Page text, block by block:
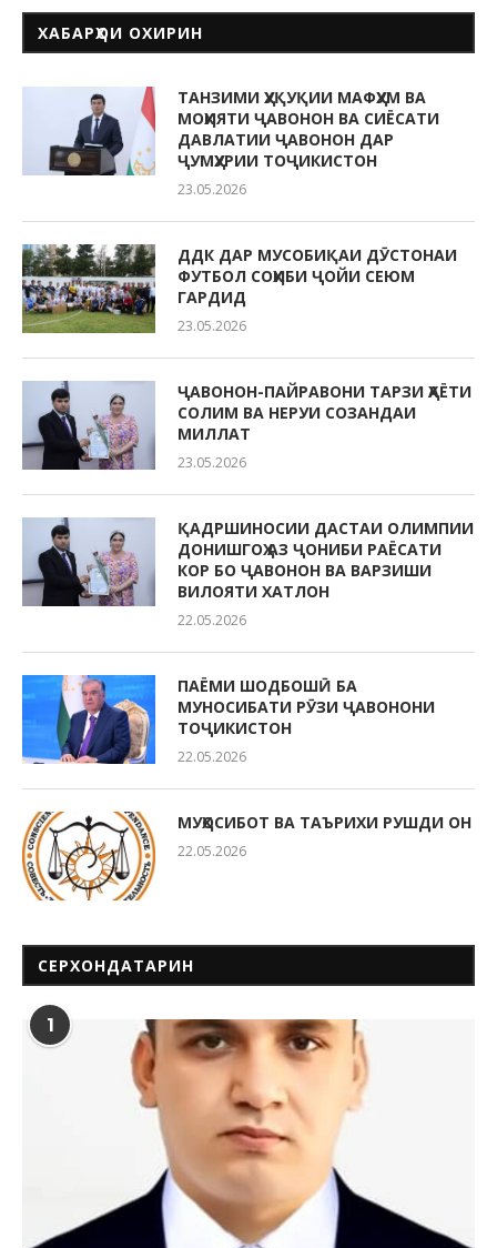
ХАБАРҲОИ ОХИРИН
ТАНЗИМИ ҲУҚУҚИИ МАФҲУМ ВА
МОҲИЯТИ ҶАВОНОН ВА СИЁСАТИ
ДАВЛАТИИ ҶАВОНОН ДАР
ҶУМҲУРИИ ТОҶИКИСТОН
23.05.2026
ДДК ДАР МУСОБИҚАИ ДӮСТОНАИ
ФУТБОЛ СОҲИБИ ҶОЙИ СЕЮМ
ГАРДИД
23.05.2026
ҶАВОНОН-ПАЙРАВОНИ ТАРЗИ ҲАЁТИ
СОЛИМ ВА НЕРУИ СОЗАНДАИ
МИЛЛАТ
23.05.2026
ҚАДРШИНОСИИ ДАСТАИ ОЛИМПИИ
ДОНИШГОҲ АЗ ҶОНИБИ РАЁСАТИ
КОР БО ҶАВОНОН ВА ВАРЗИШИ
ВИЛОЯТИ ХАТЛОН
22.05.2026
ПАЁМИ ШОДБОШӢ БА
МУНОСИБАТИ РӮЗИ ҶАВОНОНИ
ТОҶИКИСТОН
22.05.2026
МУҲОСИБОТ ВА ТАЪРИХИ РУШДИ ОН
22.05.2026
СЕРХОНДАТАРИН
1